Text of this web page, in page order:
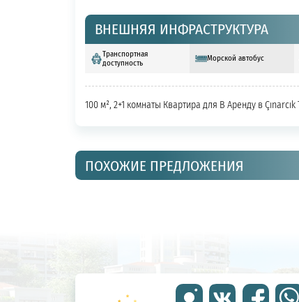
ВНЕШНЯЯ ИНФРАСТРУКТУРА
Транспортная
доступность
Морской автобус
100 м², 2+1 комнаты Квартира для В Аренду в
ПОХОЖИЕ ПРЕДЛОЖЕНИЯ